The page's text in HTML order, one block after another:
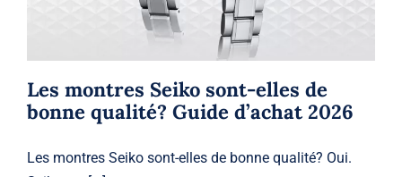
Les montres Seiko sont-elles de
bonne qualité? Guide d’achat 2026
Les montres Seiko sont-elles de bonne qualité? Oui.